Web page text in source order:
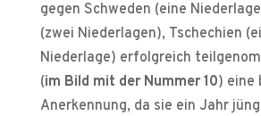
gegen Schweden (eine
(zwei Niederlagen), Tschechien
Niederlage) erfolgreich
(im Bild mit der Nummer 10) eine
Anerkennung, da sie ein Jahr